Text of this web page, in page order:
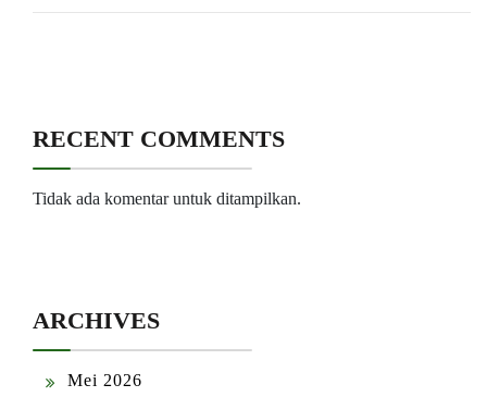
RECENT COMMENTS
Tidak ada komentar untuk ditampilkan.
ARCHIVES
Mei 2026